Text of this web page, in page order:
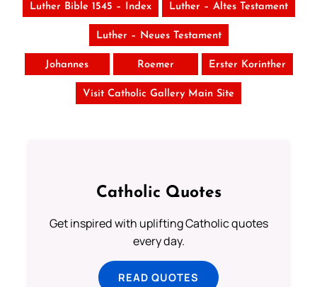
Luther Bible 1545 – Index Luther – Altes Testament
Luther – Neues Testament
Johannes Roemer Erster Korinther
Visit Catholic Gallery Main Site
Catholic Quotes
Get inspired with uplifting Catholic quotes
every day.
READ QUOTES